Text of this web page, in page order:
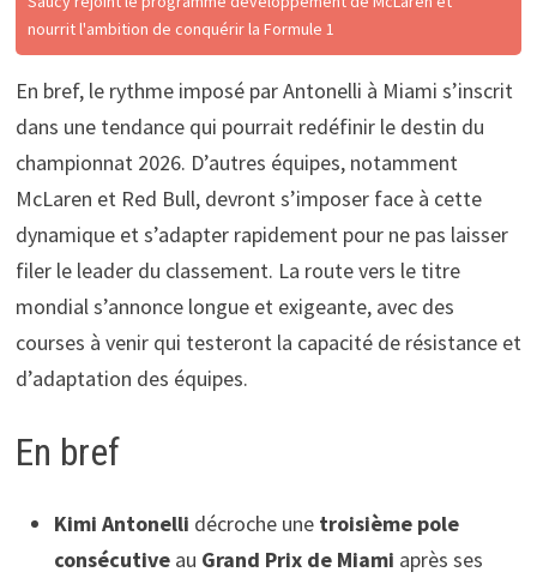
nourrit l'ambition de conquérir la Formule 1
En bref, le rythme imposé par Antonelli à Miami s’inscrit
dans une tendance qui pourrait redéfinir le destin du
championnat 2026. D’autres équipes, notamment
McLaren et Red Bull, devront s’imposer face à cette
dynamique et s’adapter rapidement pour ne pas laisser
filer le leader du classement. La route vers le titre
mondial s’annonce longue et exigeante, avec des
courses à venir qui testeront la capacité de résistance et
d’adaptation des équipes.
En bref
Kimi Antonelli décroche une troisième pole
consécutiveau Grand Prix de Miami après ses